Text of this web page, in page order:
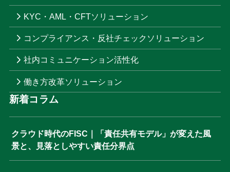
KYC・AML・CFTソリューション
コンプライアンス・反社チェックソリューション
社内コミュニケーション活性化
働き方改革ソリューション
新着コラム
クラウド時代のFISC｜「責任共有モデル」が変えた風
景と、見落としやすい責任分界点